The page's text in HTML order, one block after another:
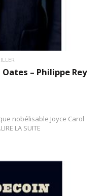
– Philippe Rey
nobélisable Joyce Carol
LA SUITE